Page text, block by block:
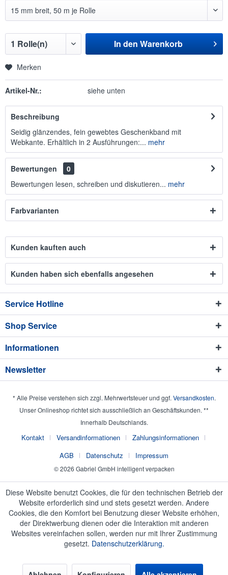
In den Warenkorb
Merken
Artikel-Nr.: siehe unten
Beschreibung
Seidig glänzendes, fein gewebtes Geschenkband mit
Webkante. Erhältlich in 2 Ausführungen:... mehr
Bewertungen
0
Bewertungen lesen, schreiben und diskutieren... mehr
Farbvarianten
Kunden kauften auch
Kunden haben sich ebenfalls angesehen
Service Hotline
Shop Service
Informationen
Newsletter
* Alle Preise verstehen sich zzgl. Mehrwertsteuer und ggf. Versandkosten.
Unser Onlineshop richtet sich ausschließlich an Geschäftskunden. **
Innerhalb Deutschlands.
Kontakt Versandinformationen
Zahlungsinformationen
AGB
Datenschutz Impressum
© 2026 Gabriel GmbH intelligent verpacken
Diese Website benutzt Cookies, die für den technischen Betrieb der
Website erforderlich sind und stets gesetzt werden. Andere
Cookies, die den Komfort bei Benutzung dieser Website erhöhen,
der Direktwerbung dienen oder die Interaktion mit anderen
Websites vereinfachen sollen, werden nur mit Ihrer Zustimmung
gesetzt. Datenschutzerklärung.